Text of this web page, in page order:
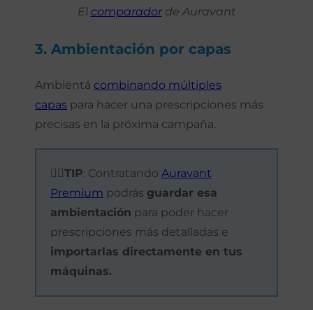
El comparadorde Auravant
3. Ambientación por capas
Ambientá combinando múltiples
capas para hacer una prescripciones más
precisas en la próxima campaña.
☝🏼TIP: Contratando Auravant
Premium podrás guardar esa
ambientación para poder hacer
prescripciones más detalladas e
importarlas directamente en tus
máquinas.